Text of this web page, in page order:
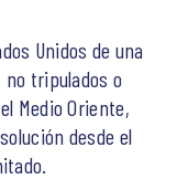
Unidos de una
tripulados o
Medio Oriente,
desde el